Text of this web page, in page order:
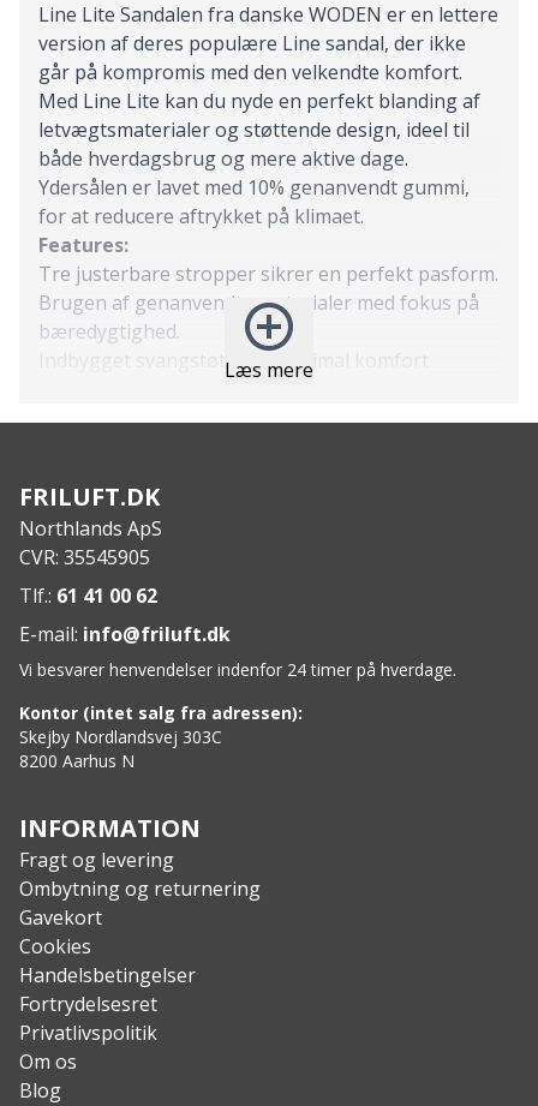
Læs mere
Line Lite Sandalen fra danske WODEN er en lettere
version af deres populære Line sandal, der ikke
går på kompromis med den velkendte komfort.
Med Line Lite kan du nyde en perfekt blanding af
letvægtsmaterialer og støttende design, ideel til
både hverdagsbrug og mere aktive dage.
Ydersålen er lavet med 10% genanvendt gummi,
for at reducere aftrykket på klimaet.
Features:
Tre justerbare stropper sikrer en perfekt pasform.
Brugen af genanvendte materialer med fokus på
bæredygtighed.
Indbygget svangstøtte for optimal komfort
Anatomisk formet fodseng tilpasser sig din fod for
under foden.
WODEN Natural Soft Technology™ forbedrer
fodens naturlige bevægelse.
Specs:
Stropper: Genanvendt materiale.
FRILUFT.DK
Northlands ApS
CVR: 35545905
Tlf.: 61 41 00 62
E-mail: info@friluft.dk
Vi besvarer henvendelser indenfor 24 timer på hverdage.
Kontor (intet salg fra adressen):
Skejby Nordlandsvej 303C
8200 Aarhus N
INFORMATION
Fragt og levering
Ombytning og returnering
Gavekort
Cookies
Handelsbetingelser
Fortrydelsesret
Privatlivspolitik
Om os
Blog